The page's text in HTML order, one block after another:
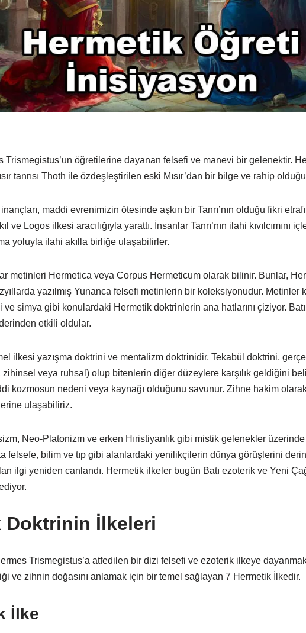
Trismegistus’un öğretilerine dayanan felsefi ve manevi bir gelenektir.
tanrısı Thoth ile özdeşleştirilen eski Mısır’dan bir bilge ve rahip
maddi evrenimizin ötesinde aşkın bir Tanrı’nın olduğu fikri
ve Logos ilkesi aracılığıyla yarattı. İnsanlar Tanrı’nın ilahi kıvılcımını
yoluyla ilahi akılla birliğe ulaşabilirler.
metinleri Hermetica veya Corpus Hermeticum olarak bilinir. Bunlar,
yazılmış Yunanca felsefi metinlerin bir koleksiyonudur. Metinler
simya gibi konulardaki Hermetik doktrinlerin ana hatlarını çiziyor.
etkili oldular.
ilkesi yazışma doktrini ve mentalizm doktrinidir. Tekabül doktrini,
veya ruhsal) olup bitenlerin diğer düzeylere karşılık geldiğini
kozmosun nedeni veya kaynağı olduğunu savunur. Zihne hakim
ulaşabiliriz.
Neo-Platonizm ve erken Hıristiyanlık gibi mistik gelenekler
felsefe, bilim ve tıp gibi alanlardaki yenilikçilerin dünya görüşlerini
ilgi yeniden canlandı. Hermetik ilkeler bugün Batı ezoterik ve Yeni
Doktrinin İlkeleri
Trismegistus’a atfedilen bir dizi felsefi ve ezoterik ilkeye
ve zihnin doğasını anlamak için bir temel sağlayan 7 Hermetik İlkedir.
İlke